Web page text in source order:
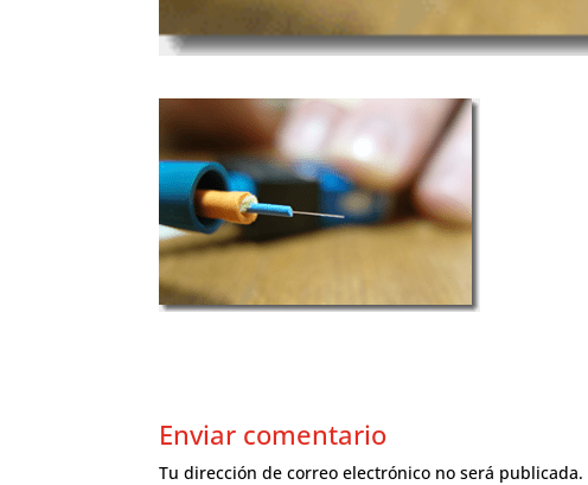
Enviar comentario
Tu dirección de correo electrónico no será publicada.